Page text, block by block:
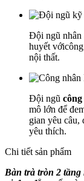
Đội ngũ nhân
huyết
nội thất.
Đội ngũ
mô lớn để
gian yêu câu,
yêu thích.
Chi tiết sản phẩm
Bàn trà tròn 2